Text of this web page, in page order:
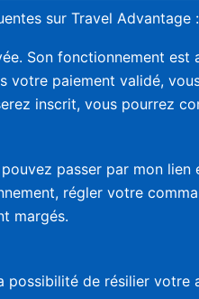
sur Travel Advantage :
Son fonctionnement
paiement validé,
inscrit, vous pourrez
passer par mon
régler votre
margés.
de résilier votre